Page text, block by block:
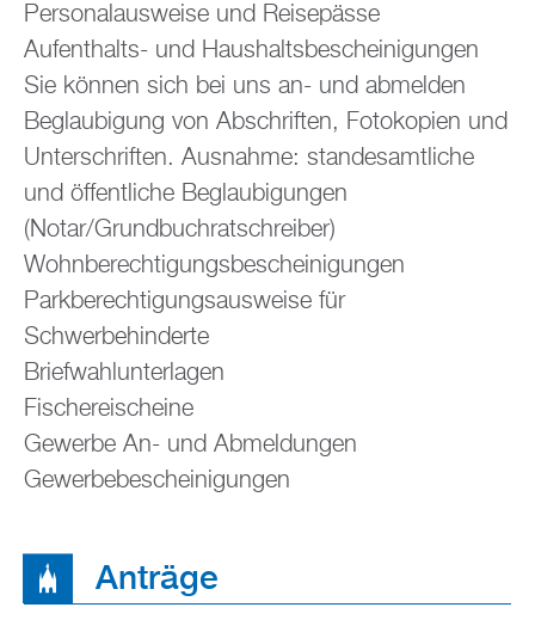
Personalausweise und Reisepässe
Aufenthalts- und Haushaltsbescheinigungen
Sie können sich bei uns an- und abmelden
Beglaubigung von Abschriften, Fotokopien und
Unterschriften. Ausnahme: standesamtliche
und öffentliche Beglaubigungen
(Notar/Grundbuchratschreiber)
Wohnberechtigungsbescheinigungen
Parkberechtigungsausweise für
Schwerbehinderte
Briefwahlunterlagen
Fischereischeine
Gewerbe An- und Abmeldungen
Gewerbebescheinigungen
Anträge